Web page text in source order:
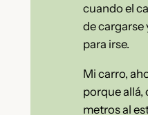
cuando el
de cargarse
para irse.
Mi carro,
porque allá,
metros al